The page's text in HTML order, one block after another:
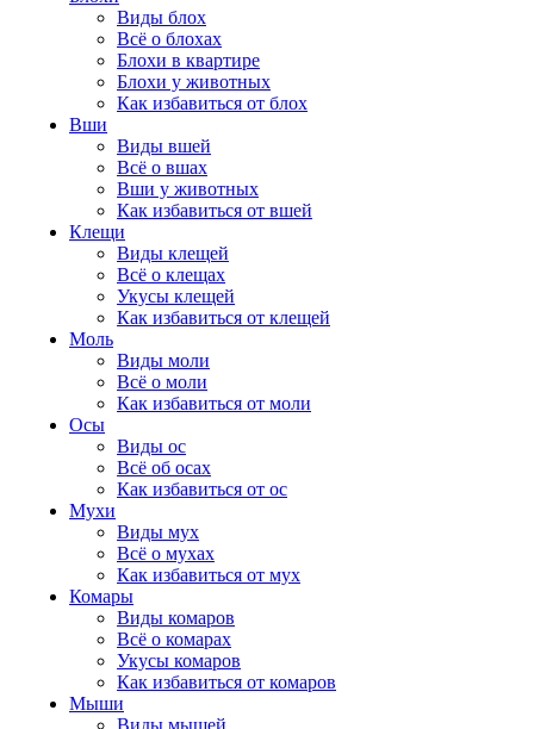
Виды блох
Всё о блохах
Блохи в квартире
Блохи у животных
Как избавиться от блох
Вши
Виды вшей
Всё о вшах
Вши у животных
Как избавиться от вшей
Клещи
Виды клещей
Всё о клещах
Укусы клещей
Как избавиться от клещей
Моль
Виды моли
Всё о моли
Как избавиться от моли
Осы
Виды ос
Всё об осах
Как избавиться от ос
Мухи
Виды мух
Всё о мухах
Как избавиться от мух
Комары
Виды комаров
Всё о комарах
Укусы комаров
Как избавиться от комаров
Мыши
Виды мышей